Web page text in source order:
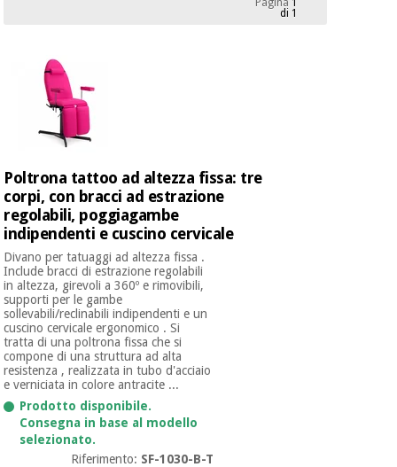
Offerte
Outlet
Fisaude
Tech
Academy
tradizionale
cinese
Armadi
terapeutici
Materiale
essenziale
per la
protezione
dei
coronavirus
Aerobica,
fitness e
pilates
Sport
Offerte
Outlet
Fisaude
Tech
Academy
Attrezzature
mediche
Medicina
cinese
Mobili
clinici
Armadi
terapeutici
Materiale
essenziale
per la
protezione
Pagina 1
di 1
Poltrona tattoo ad altezza fissa: tre
corpi, con bracci ad estrazione
regolabili, poggiagambe
indipendenti e cuscino cervicale
Divano per tatuaggi ad altezza fissa .
Include bracci di estrazione regolabili
in altezza, girevoli a 360º e rimovibili,
supporti per le gambe
sollevabili/reclinabili indipendenti e un
cuscino cervicale ergonomico . Si
tratta di una poltrona fissa che si
compone di una struttura ad alta
resistenza , realizzata in tubo d'acciaio
e verniciata in colore antracite ...
Prodotto disponibile.
Consegna in base al modello
selezionato.
Riferimento: SF-1030-B-T